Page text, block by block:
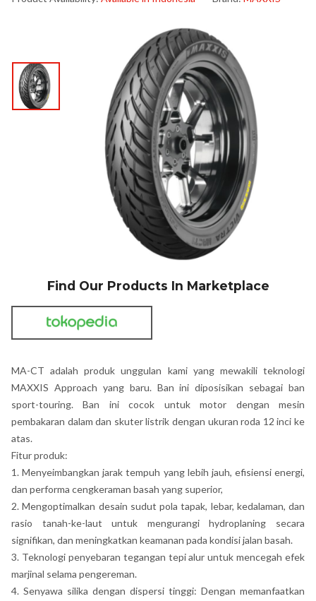
Find Our Products In Marketplace
MA-CT adalah produk unggulan kami yang mewakili teknologi
MAXXIS Approach yang baru. Ban ini diposisikan sebagai ban
sport-touring. Ban ini cocok untuk motor dengan mesin
pembakaran dalam dan skuter listrik dengan ukuran roda 12 inci ke
atas.
Fitur produk:
1. Menyeimbangkan jarak tempuh yang lebih jauh, efisiensi energi,
dan performa cengkeraman basah yang superior,
2. Mengoptimalkan desain sudut pola tapak, lebar, kedalaman, dan
rasio tanah-ke-laut untuk mengurangi hydroplaning secara
signifikan, dan meningkatkan keamanan pada kondisi jalan basah.
3. Teknologi penyebaran tegangan tepi alur untuk mencegah efek
marjinal selama pengereman.
4. Senyawa silika dengan dispersi tinggi: Dengan memanfaatkan